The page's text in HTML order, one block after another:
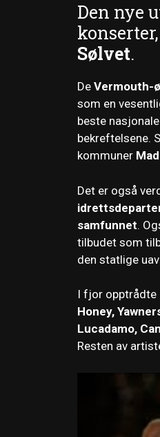
Den nye
Sølvet.
De Vermouth-
som en
beste
bekreftelsene.
kommuner
Det er også
samfunnet.
tilbudet som
den statlige
I fjor opptrådte
Honey,
Lucadamo,
Resten av